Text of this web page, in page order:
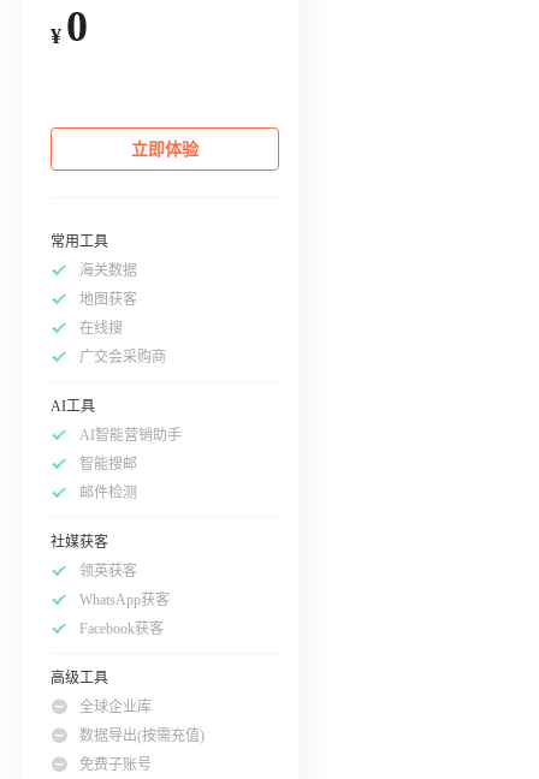
¥ 0
立即体验
常用工具
海关数据
地图获客
在线搜
广交会采购商
AI工具
AI智能营销助手
智能搜邮
邮件检测
社媒获客
领英获客
WhatsApp获客
Facebook获客
高级工具
全球企业库
数据导出(按需充值)
免费子账号